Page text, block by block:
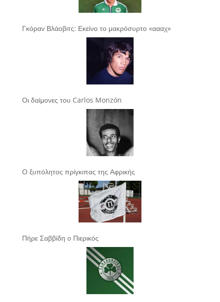
Γκόραν Βλάοβιτς: Εκείνο το μακρόσυρτο «αααχ»
Οι δαίμονες του Carlos Monzón
Ο ξυπόλητος πρίγκιπας της Αφρικής
Πήρε Σαββίδη ο Πιερικός